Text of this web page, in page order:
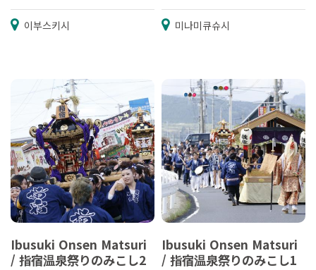
이부스키시 미나미큐슈시
Ibusuki Onsen Matsuri
/ 指宿温泉祭りのみこし2
Ibusuki Onsen Matsuri
/ 指宿温泉祭りのみこし1